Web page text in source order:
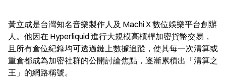
黃立成是台灣知名音樂製作人及 Machi X 數位娛樂平台創辦
人。他因在 Hyperliquid 進行大規模高槓桿加密貨幣交易，
且所有倉位紀錄均可透過鏈上數據追蹤，使其每一次清算或
重倉都成為加密社群的公開討論焦點，逐漸累積出「清算之
王」的網路稱號。